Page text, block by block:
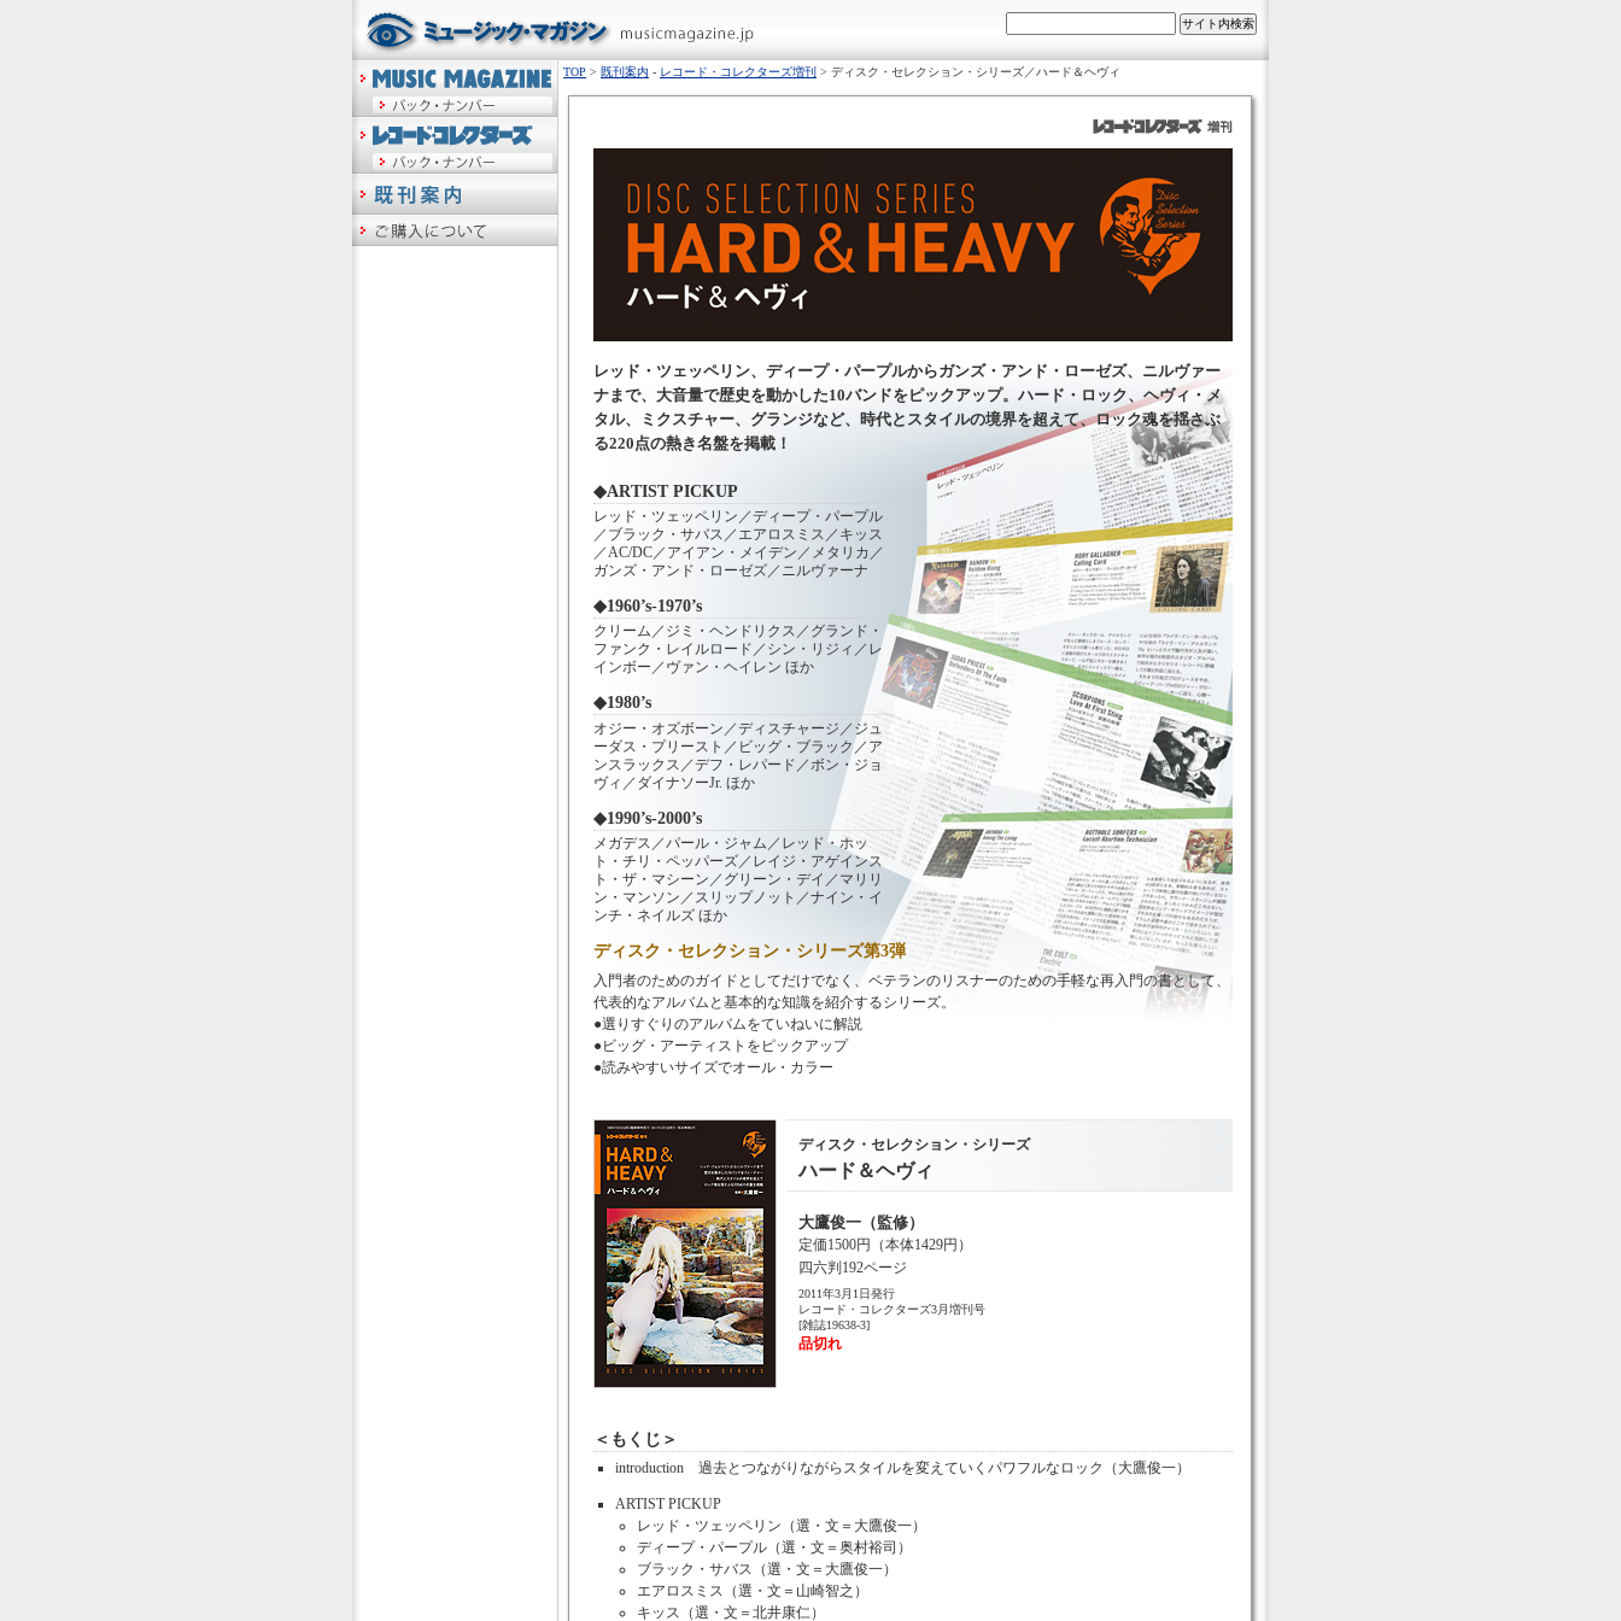
TOP > 既刊案内 - レコード・コレクターズ増刊 > ディスク・セレクション・シリーズ／ハード＆ヘヴィ
レッド・ツェッペリン、ディープ・パープルからガンズ・アンド・ローゼズ、ニルヴァー
ナまで、大音量で歴史を動かした10バンドをピックアップ。ハード・ロック、ヘヴィ・メ
タル、ミクスチャー、グランジなど、時代とスタイルの境界を超えて、ロック魂を揺さぶ
る220点の熱き名盤を掲載！
◆ARTIST PICKUP
レッド・ツェッペリン／ディープ・パープル
／ブラック・サバス／エアロスミス／キッス
／AC/DC／アイアン・メイデン／メタリカ／
ガンズ・アンド・ローゼズ／ニルヴァーナ
◆1960’s-1970’s
クリーム／ジミ・ヘンドリクス／グランド・
ファンク・レイルロード／シン・リジィ／レ
インボー／ヴァン・ヘイレン ほか
◆1980’s
オジー・オズボーン／ディスチャージ／ジュ
ーダス・プリースト／ビッグ・ブラック／ア
ンスラックス／デフ・レパード／ボン・ジョ
ヴィ／ダイナソーJr. ほか
◆1990’s-2000’s
メガデス／パール・ジャム／レッド・ホッ
ト・チリ・ペッパーズ／レイジ・アゲインス
ト・ザ・マシーン／グリーン・デイ／マリリ
ン・マンソン／スリップノット／ナイン・イ
ンチ・ネイルズ ほか
ディスク・セレクション・シリーズ第3弾
入門者のためのガイドとしてだけでなく、ベテランのリスナーのための手軽な再入門の書として、
代表的なアルバムと基本的な知識を紹介するシリーズ。
●選りすぐりのアルバムをていねいに解説
●ビッグ・アーティストをピックアップ
●読みやすいサイズでオール・カラー
ディスク・セレクション・シリーズ
ハード＆ヘヴィ
大鷹俊一（監修）
定価1500円（本体1429円）
四六判192ページ
2011年3月1日発行
レコード・コレクターズ3月増刊号
[雑誌19638-3]
品切れ
＜もくじ＞
introduction 過去とつながりながらスタイルを変えていくパワフルなロック（大鷹俊一）
ARTIST PICKUP
レッド・ツェッペリン（選・文＝大鷹俊一）
ディープ・パープル（選・文＝奥村裕司）
ブラック・サバス（選・文＝大鷹俊一）
エアロスミス（選・文＝山崎智之）
キッス（選・文＝北井康仁）